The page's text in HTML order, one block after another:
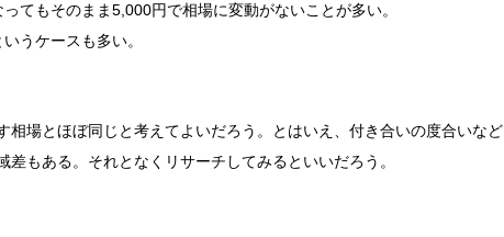
てもそのまま5,000円で相場に変動がないことが多い。
うケースも多い。
場とほぼ同じと考えてよいだろう。とはいえ、付き合いの度合いなど
もある。それとなくリサーチしてみるといいだろう。